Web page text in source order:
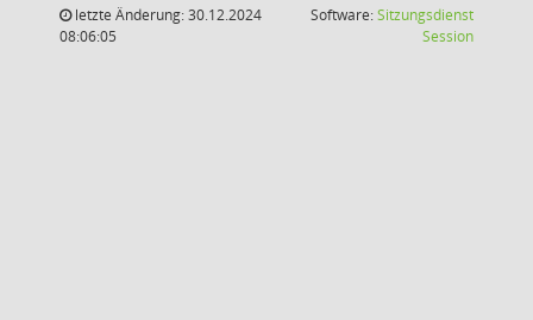
letzte Änderung: 30.12.2024
08:06:05
Software:Sitzungsdienst
Session(Wird in